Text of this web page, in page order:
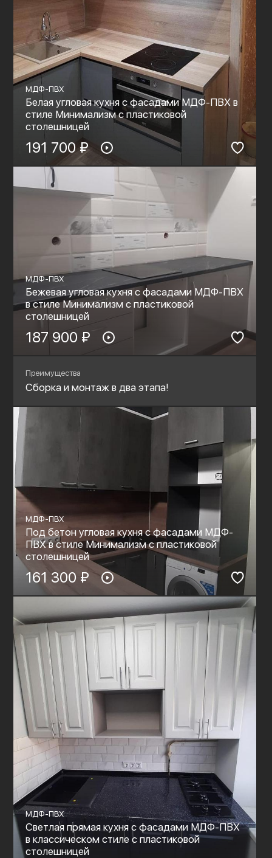
МДФ-ПВХ
Белая угловая кухня с фасадами МДФ-ПВХ в
стиле Минимализм с пластиковой
столешницей
191 700 ₽
МДФ-ПВХ
Бежевая угловая кухня с фасадами МДФ-ПВХ
в стиле Минимализм с пластиковой
столешницей
187 900 ₽
Преимущества
Сборка и монтаж в два этапа!
МДФ-ПВХ
Под бетон угловая кухня с фасадами МДФ-
ПВХ в стиле Минимализм с пластиковой
столешницей
161 300 ₽
МДФ-ПВХ
Светлая прямая кухня с фасадами МДФ-ПВХ
в классическом стиле с пластиковой
столешницей